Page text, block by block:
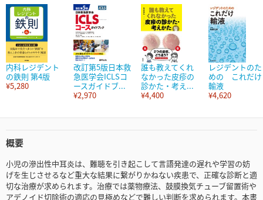
内科レジデント
の鉄則 第4版
¥5,280
改訂第5版日本救
急医学会ICLSコ
ースガイドブ...
¥2,970
誰も教えてくれ
なかった皮疹の
診かた・考え...
¥4,400
レジデントのた
めの これだけ
輸液
¥4,620
概要
小児の滲出性中耳炎は、難聴を引き起こして言語発達の遅れや学習の妨
げを生じさせるなど重大な結果に繋がりかねない疾患で、正確な診断と適
切な治療が求められます。治療では薬物療法、鼓膜換気チューブ留置術や
アデノイド切除術の適応の見極めなどで難しい判断を求められます。本書